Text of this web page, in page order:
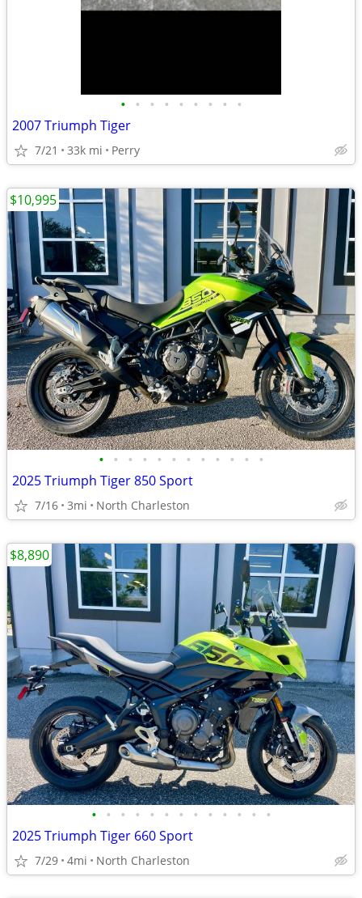
• • • • • • • • •
2007 Triumph Tiger
7/21 33k mi Perry
• • • • • • • • • • • •
2025 Triumph Tiger 850 Sport
7/16 3mi North Charleston
$10,995
• • • • • • • • • • • • •
2025 Triumph Tiger 660 Sport
7/29 4mi North Charleston
$8,890